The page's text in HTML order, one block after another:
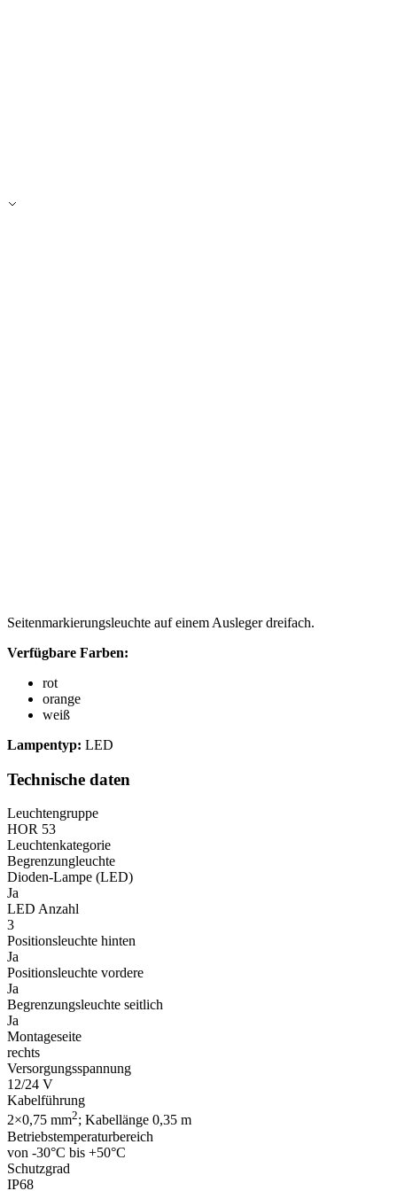
Seitenmarkierungsleuchte auf einem Ausleger dreifach.
Verfügbare Farben:
rot
orange
weiß
Lampentyp: LED
Technische daten
Leuchtengruppe
HOR 53
Leuchtenkategorie
Begrenzungleuchte
Dioden-Lampe (LED)
Ja
LED Anzahl
3
Positionsleuchte hinten
Ja
Positionsleuchte vordere
Ja
Begrenzungsleuchte seitlich
Ja
Montageseite
rechts
Versorgungsspannung
12/24 V
Kabelführung
2×0,75 mm2; Kabellänge 0,35 m
Betriebstemperaturbereich
von -30°C bis +50°C
Schutzgrad
IP68